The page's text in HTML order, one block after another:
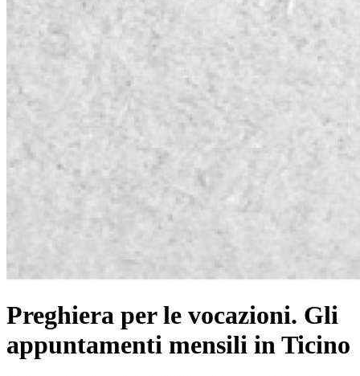
Preghiera per le vocazioni. Gli
appuntamenti mensili in Ticino